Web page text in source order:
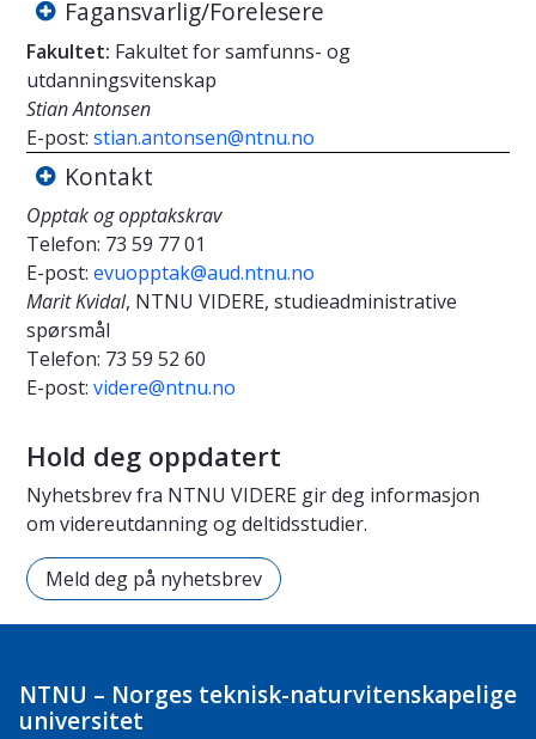
Fagansvarlig/Forelesere
Fakultet: Fakultet for samfunns- og
utdanningsvitenskap
Stian Antonsen
E-post: stian.antonsen@ntnu.no
Kontakt
Opptak og opptakskrav
Telefon: 73 59 77 01
E-post: evuopptak@aud.ntnu.no
Marit Kvidal, NTNU VIDERE, studieadministrative
spørsmål
Telefon: 73 59 52 60
E-post: videre@ntnu.no
Hold deg oppdatert
Nyhetsbrev fra NTNU VIDERE gir deg informasjon
om videreutdanning og deltidsstudier.
Meld deg på nyhetsbrev
NTNU – Norges teknisk-naturvitenskapelige
universitet